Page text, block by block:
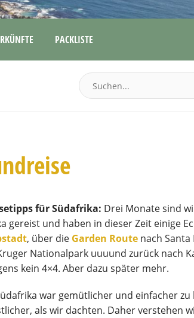
PACKLISTE
für Südafrika: Drei Monate sind
gereist und haben in dieser Zeit einige
, über die Garden Route nach
Nationalpark uuuund zurück nach
kein 4×4. Aber dazu später mehr.
war gemütlicher und einfacher zu
als wir dachten. Daher verstehen